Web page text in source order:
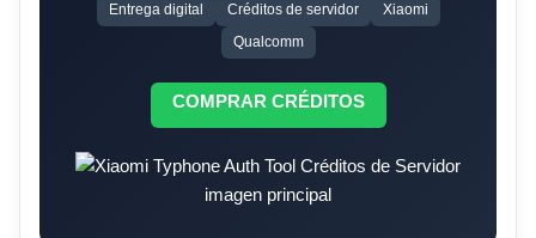
Entrega digital Créditos de servidor
Xiaomi
Qualcomm
COMPRAR CRÉDITOS